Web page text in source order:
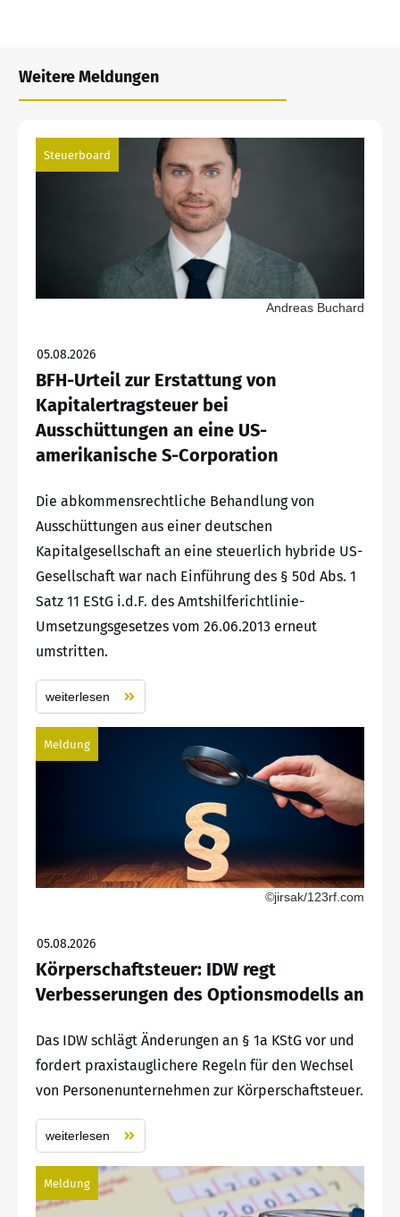
Weitere Meldungen
Steuerboard
Andreas Buchard
05.08.2026
BFH-Urteil zur Erstattung von
Kapitalertragsteuer bei
Ausschüttungen an eine US-
amerikanische S-Corporation
Die abkommensrechtliche Behandlung von
Ausschüttungen aus einer deutschen
Kapitalgesellschaft an eine steuerlich hybride US-
Gesellschaft war nach Einführung des § 50d Abs. 1
Satz 11 EStG i.d.F. des Amtshilferichtlinie-
Umsetzungsgesetzes vom 26.06.2013 erneut
umstritten.
weiterlesen
Meldung
©jirsak/123rf.com
05.08.2026
Körperschaftsteuer: IDW regt
Verbesserungen des Optionsmodells an
Das IDW schlägt Änderungen an § 1a KStG vor und
fordert praxistauglichere Regeln für den Wechsel
von Personenunternehmen zur Körperschaftsteuer.
weiterlesen
Meldung